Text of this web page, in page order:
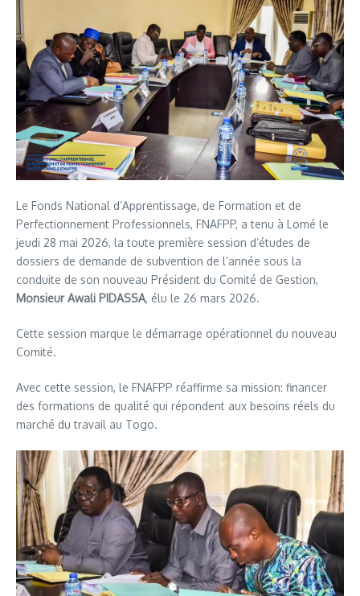
Le Fonds National d’Apprentissage, de Formation et de
Perfectionnement Professionnels, FNAFPP, a tenu à Lomé le
jeudi 28 mai 2026, la toute première session d’études de
dossiers de demande de subvention de l’année sous la
conduite de son nouveau Président du Comité de Gestion,
Monsieur Awali PIDASSA, élu le 26 mars 2026.
Cette session marque le démarrage opérationnel du nouveau
Comité.
Avec cette session, le FNAFPP réaffirme sa mission: financer
des formations de qualité qui répondent aux besoins réels du
marché du travail au Togo.